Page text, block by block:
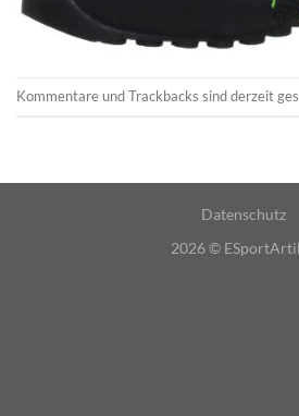
Kommentare und Trackbacks sind derzeit
Datenschutz
2026 ©